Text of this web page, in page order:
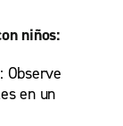
niños:
: Observe
en un